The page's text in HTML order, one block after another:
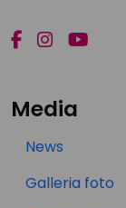
Media
News
Galleria foto